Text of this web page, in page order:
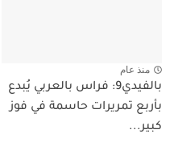
منذ عام
بالفيدي9: فراس بالعربي يُبدع
بأربع تمريرات حاسمة في فوز
كبير...